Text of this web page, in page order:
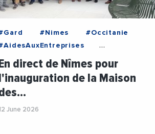
#Nimes
#Occitanie
#CCIOccitanie
direct de Nîmes pour
de la Maison
June 2026